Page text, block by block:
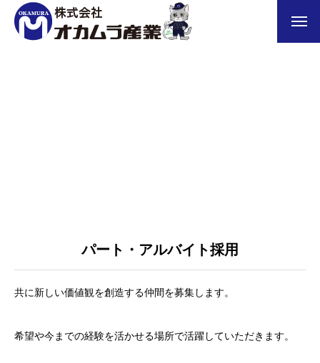
パート・アルバイト採用
共に新しい価値観を創造する仲間を募集します。
希望や今までの経験を活かせる場所で活躍していただきます。